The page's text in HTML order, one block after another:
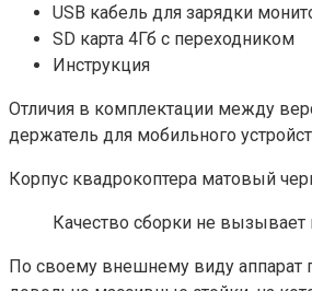
USB кабель для зарядки
SD карта 4Гб с переходником
Инструкция
Отличия в комплектации между
держатель для мобильного
Корпус квадрокоптера матовый
Качество сборки не вызывает
По своему внешнему виду аппарат